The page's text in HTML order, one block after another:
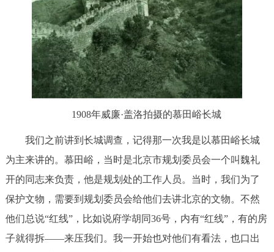
1908年威廉·盖洛拍摄的慕田峪长城
我们之前讲到长城调查，记得那一次我是以慕田峪长城
为主来讲的。慕田峪，当时是北京市规划委员会一个叫魏礼
开的同志来负责，他是规划处的工作人员。当时，我们为了
保护文物，需要到规划委员会给他们去讲北京的文物。不然
他们总说“红线”，比如说府学胡同36号，内有“红线”，有的房
子就得拆——来压我们。我一开始也对他们有看法，也口出